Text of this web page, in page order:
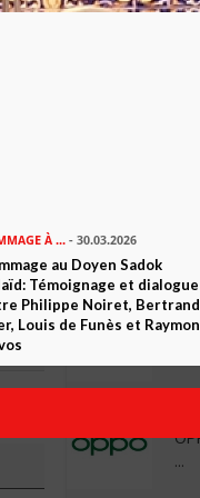
Un
...
À ...- 30.03.2026
au Doyen Sadok
Témoignage et dialogue
Philippe Noiret, Bertrand
Louis de Funès et